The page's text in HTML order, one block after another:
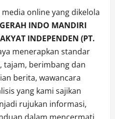
online yang dikelola
INDO MANDIRI
INDEPENDEN (PT.
menerapkan standar
tajam, berimbang dan
berita, wawancara
yang kami sajikan
rujukan informasi,